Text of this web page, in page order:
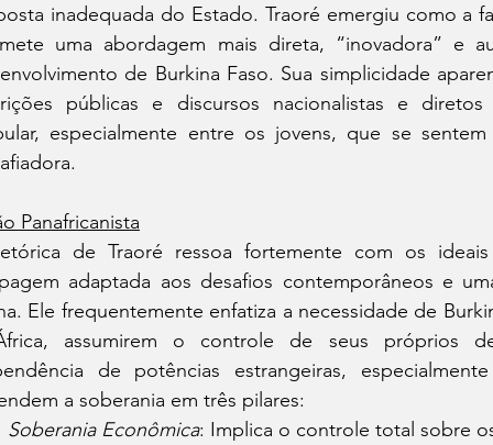
inadequada do Estado. Traoré emergiu como a
uma abordagem mais direta, “inovadora” e
de Burkina Faso. Sua simplicidade
públicas e discursos nacionalistas e
especialmente entre os jovens, que se
Panafricanista
de Traoré ressoa fortemente com os ideais
adaptada aos desafios contemporâneos e
Ele frequentemente enfatiza a necessidade de
assumirem o controle de seus próprios
de potências estrangeiras,
a soberania em três pilares:
Soberania Econômica: Implica o controle total sobre